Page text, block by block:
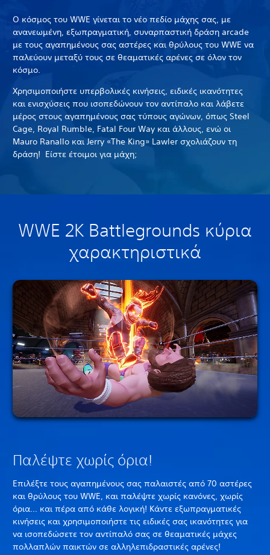
Ο κόσμος του WWE γίνεται το νέο πεδίο μάχης σας, με
ανανεωμένη, εξωπραγματική, συναρπαστική δράση arcade
με τους αγαπημένους σας αστέρες και θρύλους του WWE να
παλεύουν μεταξύ τους σε θεαματικές αρένες σε όλον τον
κόσμο.
Χρησιμοποιήστε υπερβολικές κινήσεις, ειδικές ικανότητες
και ενισχύσεις που ισοπεδώνουν τον αντίπαλο και λάβετε
μέρος στους αγαπημένους σας τύπους αγώνων, όπως Steel
Cage, Royal Rumble, Fatal Four Way και άλλους, ενώ οι
Mauro Ranallo και Jerry «The King» Lawler σχολιάζουν τη
δράση! Είστε έτοιμοι για μάχη;
WWE 2K Battlegrounds κύρια
χαρακτηριστικά
Παλέψτε χωρίς όρια!
Επιλέξτε τους αγαπημένους σας παλαιστές από 70 αστέρες
και θρύλους του WWE, και παλέψτε χωρίς κανόνες, χωρίς
όρια... και πέρα από κάθε λογική! Κάντε εξωπραγματικές
κινήσεις και χρησιμοποιήστε τις ειδικές σας ικανότητες για
να ισοπεδώσετε τον αντίπαλό σας σε θεαματικές μάχες
πολλαπλών παικτών σε αλληλεπιδραστικές αρένες!